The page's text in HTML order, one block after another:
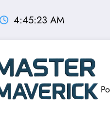
4:45:24 AM